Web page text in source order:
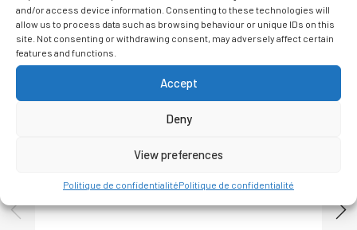
and/or access device information. Consenting to these technologies will
allow us to process data such as browsing behaviour or unique IDs on this
site. Not consenting or withdrawing consent, may adversely affect certain
features and functions.
Accept
Deny
View preferences
Politique de confidentialitéPolitique de confidentialité
View Details
PATRON MODELE FP75